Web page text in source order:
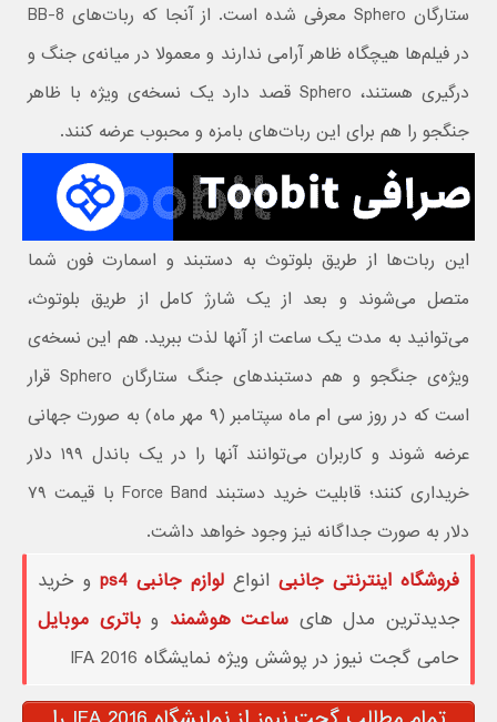
ستارگان Sphero معرفی شده است. از آنجا که ربات‌های BB-8
در فیلم‌ها هیچگاه ظاهر آرامی ندارند و معمولا در میانه‌ی جنگ‌ و
درگیری هستند، Sphero قصد دارد یک نسخه‌ی ویژه با ظاهر
جنگجو را هم برای این ربات‌های بامزه و محبوب عرضه کنند.
این ربات‌ها از طریق بلوتوث به دستبند و اسمارت فون شما
متصل می‌شوند و بعد از یک شارژ کامل از طریق بلوتوث،
می‌توانید به مدت یک ساعت از آنها لذت ببرید. هم این نسخه‌ی
ویژه‌ی جنگجو و هم دستبندهای جنگ ستارگان Sphero قرار
است که در روز سی ام ماه سپتامبر (۹ مهر ماه) به صورت جهانی
عرضه شوند و کاربران می‌توانند آنها را در یک باندل ۱۹۹ دلار
خریداری کنند؛ قابلیت خرید دستبند Force Band با قیمت ۷۹
دلار به صورت جداگانه نیز وجود خواهد داشت.
فروشگاه اینترنتی جانبی انواع لوازم جانبی ps4
و خرید
جدیدترین مدل های ساعت هوشمند و باتری موبایل
حامی گجت نیوز در پوشش ویژه نمایشگاه IFA 2016